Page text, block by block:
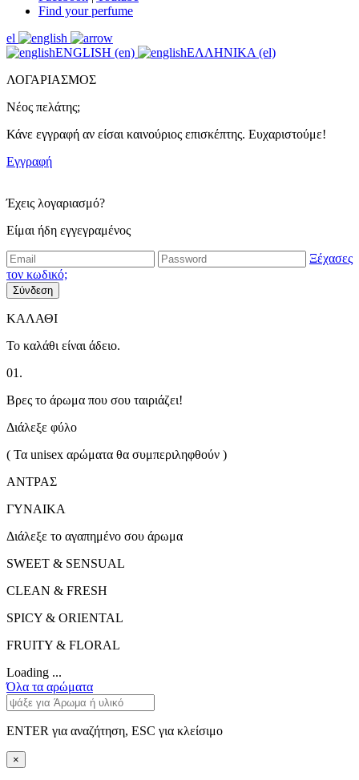
Find your perfume
el
ENGLISH (en)
ΕΛΛΗΝΙΚΑ (el)
ΛΟΓΑΡΙΑΣΜΟΣ
Νέος πελάτης;
Κάνε εγγραφή αν είσαι καινούριος επισκέπτης. Ευχαριστούμε!
Εγγραφή
Έχεις λογαριασμό?
Είμαι ήδη εγγεγραμένος
Ξέχασες
τον κωδικό;
Σύνδεση
ΚΑΛΑΘΙ
Το καλάθι είναι άδειο.
01.
Βρες το άρωμα που σου ταιριάζει!
Διάλεξε φύλο
( Τα unisex αρώματα θα συμπεριληφθούν )
ΑΝΤΡΑΣ
ΓΥΝΑΙΚΑ
Διάλεξε το αγαπημένο σου άρωμα
SWEET & SENSUAL
CLEAN & FRESH
SPICY & ORIENTAL
FRUITY & FLORAL
Loading ...
Όλα τα αρώματα
ENTER για αναζήτηση, ESC για κλείσιμο
×